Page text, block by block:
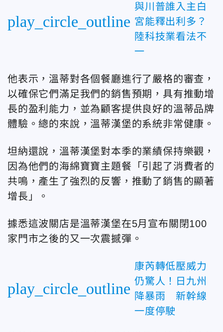
play_circle_outline
與川普誰入主白
宮能釋出利多？
陸科技業看法不
一
他表示，溫蒂對各個餐廳進行了嚴格的審查，
以確保它們滿足我們的銷售預期，具有推動增
長的盈利能力，並為顧客提供良好的溫蒂品牌
體驗。總的來說，溫蒂漢堡的系統非常健康。
坦納還說，溫蒂漢堡對本季的業績保持樂觀，
因為他們的海綿寶寶主題餐「引起了消費者的
共鳴，產生了強烈的反響，推動了銷售的顯著
增長」。
據悉這波關店是溫蒂漢堡在5月宣布關閉100
家門市之後的又一次震撼彈。
play_circle_outline
康芮轉低壓威力
仍驚人！日九州
降暴雨 新幹線
一度停駛